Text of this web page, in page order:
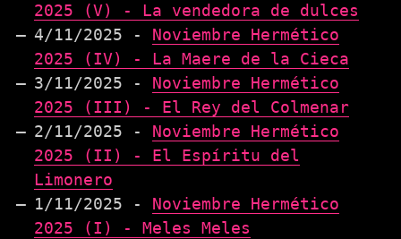
2025 (V) - La vendedora de dulces
4/11/2025 - Noviembre Hermético
2025 (IV) - La Maere de la Cieca
3/11/2025 - Noviembre Hermético
2025 (III) - El Rey del Colmenar
2/11/2025 - Noviembre Hermético
2025 (II) - El Espíritu del
Limonero
1/11/2025 - Noviembre Hermético
2025 (I) - Meles Meles